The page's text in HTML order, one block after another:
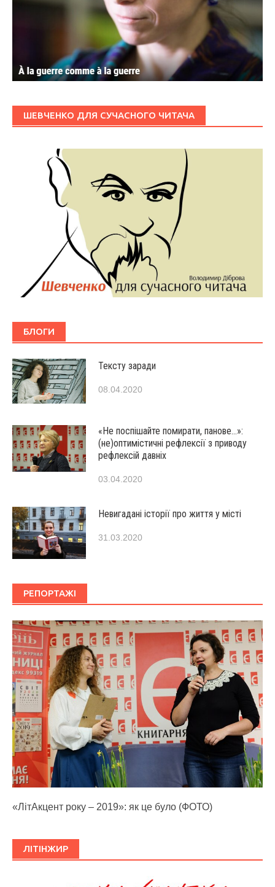
ШЕВЧЕНКО ДЛЯ СУЧАСНОГО ЧИТАЧА
БЛОГИ
Тексту заради
08.04.2020
«Не поспішайте помирати, панове…»:
(не)оптимістичні рефлексії з приводу
рефлексій давніх
03.04.2020
Невигадані історії про життя у місті
31.03.2020
РЕПОРТАЖІ
«ЛітАкцент року – 2019»: як це було (ФОТО)
ЛІТІНЖИР